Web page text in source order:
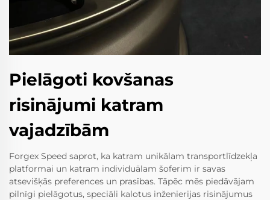
Pielāgoti kovšanas
risinājumi katram
vajadzībām
Forgex Speed saprot, ka katram unikālam transportlīdzekļa
platformai un katram individuālam šoferim ir savas
atsevišķās preferences un prasības. Tāpēc mēs piedāvājam
pilnīgi pielāgotus, speciāli kalotus inženierijas risinājumus